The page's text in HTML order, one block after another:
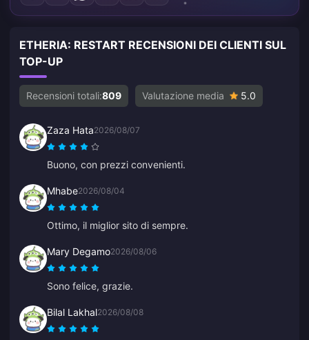
ETHERIA: RESTART RECENSIONI DEI CLIENTI SUL
TOP-UP
Recensioni totali:809 Valutazione media 5.0
Zaza Hata2026/08/07
Buono, con prezzi convenienti.
Mhabe2026/08/04
Ottimo, il miglior sito di sempre.
Mary Degamo2026/08/06
Sono felice, grazie.
Bilal Lakhal2026/08/08